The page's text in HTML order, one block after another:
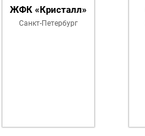
ЖФК «Кристалл»
Санкт-Петербург